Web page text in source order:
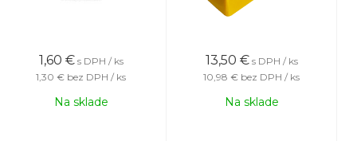
1,60 € s DPH / ks
1,30 € bez DPH / ks
Na sklade
13,50 € s DPH / ks
10,98 € bez DPH / ks
Na sklade